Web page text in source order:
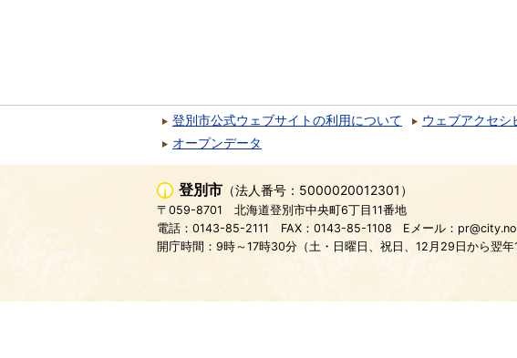
登別市公式ウェブサイトの利用について ウェブアクセシ
オープンデータ
登別市 （法人番号：5000020012301）
〒059-8701
北海道登別市中央町6丁目11番地
電話：0143-85-2111
FAX：0143-85-1108 Eメール：
開庁時間：9時～17時30分（土・日曜日、祝日、12月29日から翌年